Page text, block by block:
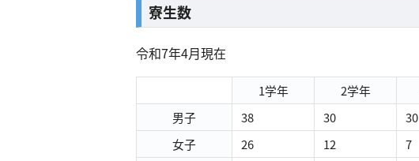
寮生数
令和7年4月現在
1学年 2学年
男子
38 30 30
女子
26 12 7